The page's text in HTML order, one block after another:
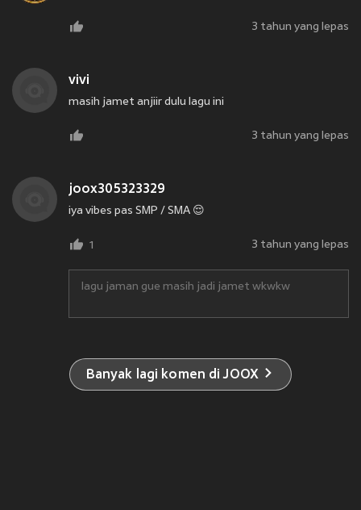
3 tahun yang lepas
vivi
masih jamet anjiir dulu lagu ini
3 tahun yang lepas
joox305323329
iya vibes pas SMP / SMA 😌
1 3 tahun yang lepas
lagu jaman gue masih jadi jamet wkwkw
Banyak lagi komen di JOOX